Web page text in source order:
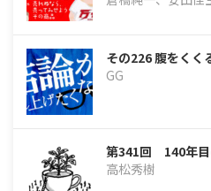
その226 腹をくく
GG
第341回 140年目
高松秀樹